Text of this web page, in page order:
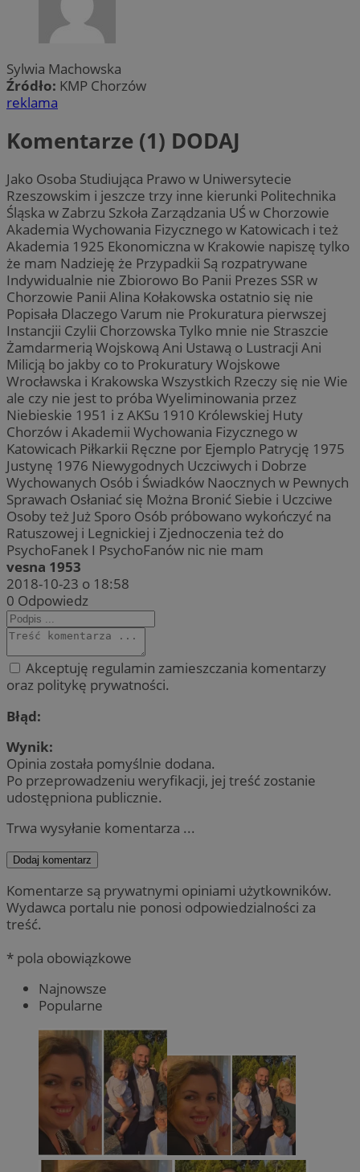
Sylwia Machowska
Źródło: KMP Chorzów
reklama
Komentarze (1) DODAJ
Jako Osoba Studiująca Prawo w Uniwersytecie
Rzeszowskim i jeszcze trzy inne kierunki Politechnika
Śląska w Zabrzu Szkoła Zarządzania UŚ w Chorzowie
Akademia Wychowania Fizycznego w Katowicach i też
Akademia 1925 Ekonomiczna w Krakowie napiszę tylko
że mam Nadzieję że Przypadkii Są rozpatrywane
Indywidualnie nie Zbiorowo Bo Panii Prezes SSR w
Chorzowie Panii Alina Kołakowska ostatnio się nie
Popisała Dlaczego Varum nie Prokuratura pierwszej
Instancjii Czylii Chorzowska Tylko mnie nie Straszcie
Żamdarmerią Wojskową Ani Ustawą o Lustracji Ani
Milicją bo jakby co to Prokuratury Wojskowe
Wrocławska i Krakowska Wszystkich Rzeczy się nie Wie
ale czy nie jest to próba Wyeliminowania przez
Niebieskie 1951 i z AKSu 1910 Królewskiej Huty
Chorzów i Akademii Wychowania Fizycznego w
Katowicach Piłkarkii Ręczne por Ejemplo Patrycję 1975
Justynę 1976 Niewygodnych Uczciwych i Dobrze
Wychowanych Osób i Świadków Naocznych w Pewnych
Sprawach Osłaniać się Można Bronić Siebie i Uczciwe
Osoby też Już Sporo Osób próbowano wykończyć na
Ratuszowej i Legnickiej i Zjednoczenia też do
PsychoFanek I PsychoFanów nic nie mam
vesna 1953
2018-10-23 o 18:58
0 Odpowiedz
Akceptuję regulamin zamieszczania komentarzy
oraz politykę prywatności.
Błąd:
Wynik:
Opinia została pomyślnie dodana.
Po przeprowadzeniu weryfikacji, jej treść zostanie
udostępniona publicznie.
Trwa wysyłanie komentarza ...
Dodaj komentarz
Komentarze są prywatnymi opiniami użytkowników.
Wydawca portalu nie ponosi odpowiedzialności za
treść.
* pola obowiązkowe
Najnowsze
Popularne